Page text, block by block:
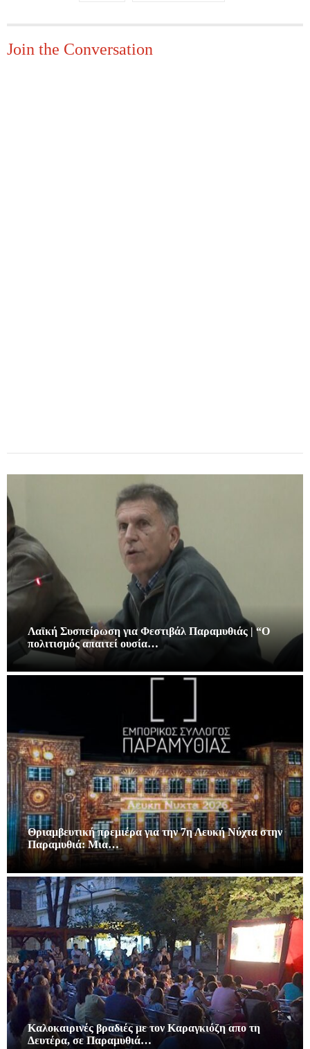
Join the Conversation
Λαϊκή Συσπείρωση για Φεστιβάλ Παραμυθιάς | “Ο
πολιτισμός απαιτεί ουσία…
Θριαμβευτική πρεμιέρα για την 7η Λευκή Νύχτα στην
Παραμυθιά: Μια…
Καλοκαιρινές βραδιές με τον Καραγκιόζη απο τη
Δευτέρα, σε Παραμυθιά…